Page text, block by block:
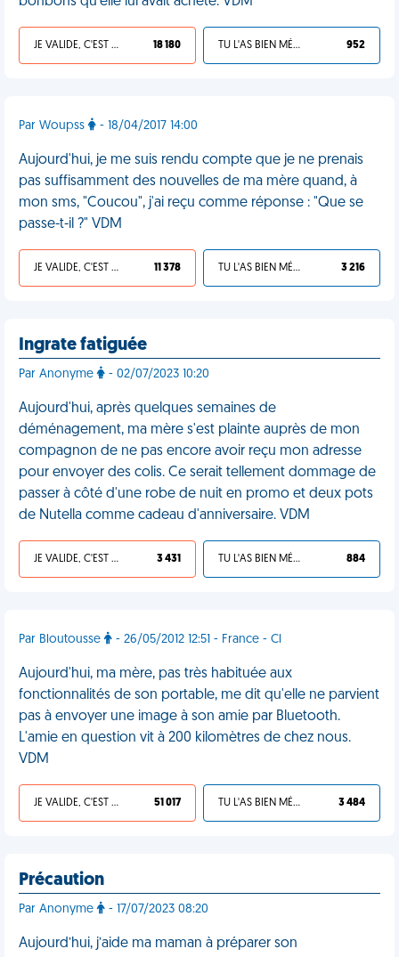
JE VALIDE, C'EST UNE VDM 18 180 TU L'AS BIEN MÉRITÉ 952
Par Woupss - 18/04/2017 14:00
Aujourd'hui, je me suis rendu compte que je ne prenais
pas suffisamment des nouvelles de ma mère quand, à
mon sms, "Coucou", j'ai reçu comme réponse : "Que se
passe-t-il ?" VDM
JE VALIDE, C'EST UNE VDM 11 378 TU L'AS BIEN MÉRITÉ 3 216
Ingrate fatiguée
Par Anonyme - 02/07/2023 10:20
Aujourd'hui, après quelques semaines de
déménagement, ma mère s'est plainte auprès de mon
compagnon de ne pas encore avoir reçu mon adresse
pour envoyer des colis. Ce serait tellement dommage de
passer à côté d'une robe de nuit en promo et deux pots
de Nutella comme cadeau d'anniversaire. VDM
JE VALIDE, C'EST UNE VDM 3 431 TU L'AS BIEN MÉRITÉ 884
Par Bloutousse - 26/05/2012 12:51 - France - Cl
Aujourd'hui, ma mère, pas très habituée aux
fonctionnalités de son portable, me dit qu'elle ne parvient
pas à envoyer une image à son amie par Bluetooth.
L'amie en question vit à 200 kilomètres de chez nous.
VDM
JE VALIDE, C'EST UNE VDM 51 017 TU L'AS BIEN MÉRITÉ 3 484
Précaution
Par Anonyme - 17/07/2023 08:20
Aujourd’hui, j’aide ma maman à préparer son